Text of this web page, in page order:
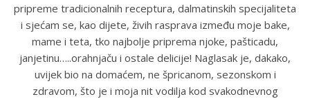
pripreme tradicionalnih receptura, dalmatinskih specijaliteta
i sjećam se, kao dijete, živih rasprava između moje bake,
mame i teta, tko najbolje priprema njoke, pašticadu,
janjetinu…..orahnjaču i ostale delicije! Naglasak je, dakako,
uvijek bio na domaćem, ne špricanom, sezonskom i
zdravom, što je i moja nit vodilja kod svakodnevnog